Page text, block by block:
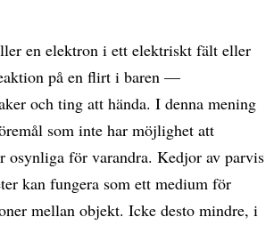
en elektron i ett elektriskt fält eller
på en flirt i baren —
och ting att hända. I denna mening
som inte har möjlighet att
osynliga för varandra. Kedjor av parvis
kan fungera som ett medium för
mellan objekt. Icke desto mindre, i